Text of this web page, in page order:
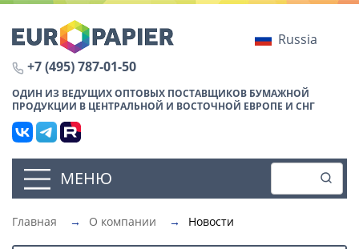
Russia
+7 (495) 787-01-50
ОДИН ИЗ ВЕДУЩИХ ОПТОВЫХ ПОСТАВЩИКОВ БУМАЖНОЙ
ПРОДУКЦИИ В ЦЕНТРАЛЬНОЙ И ВОСТОЧНОЙ ЕВРОПЕ И СНГ
МЕНЮ
Главная → О компании → Новости